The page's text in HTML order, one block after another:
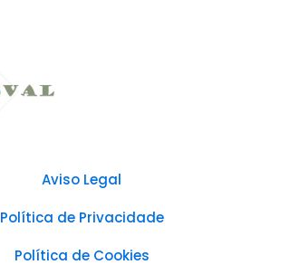
Aviso Legal
Política de Privacidade
Política de Cookies